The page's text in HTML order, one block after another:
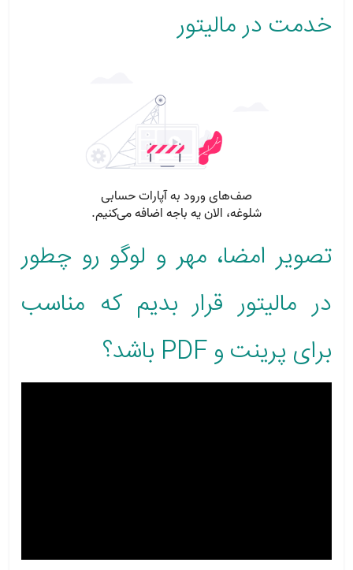
خدمت در مالیتور
تصویر امضا، مهر و لوگو رو چطور
در مالیتور قرار بدیم که مناسب
برای پرینت و PDF باشد؟